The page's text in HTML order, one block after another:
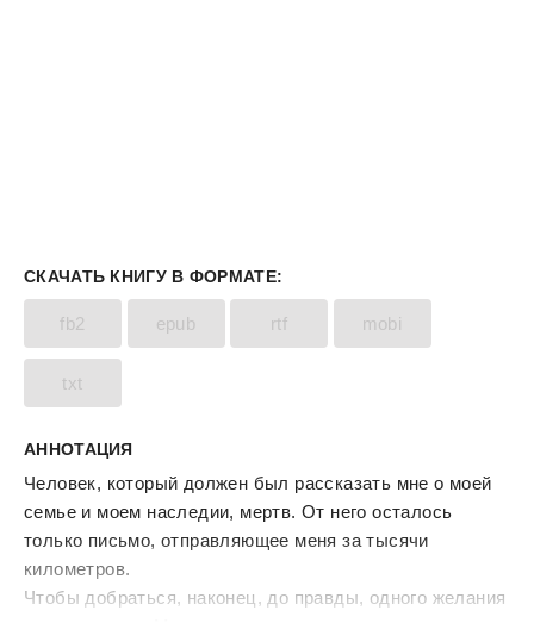
СКАЧАТЬ КНИГУ В ФОРМАТЕ:
fb2 epub rtf mobi
txt
АННОТАЦИЯ
Человек, который должен был рассказать мне о моей
семье и моем наследии, мертв. От него осталось
только письмо, отправляющее меня за тысячи
километров.
Чтобы добраться, наконец, до правды, одного желания